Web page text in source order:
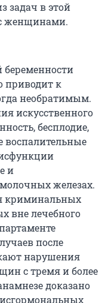
задач в этой
женщинами.
приводит к
необратимым.
искусственного
бесплодие,
и
железах.
криминальных
вне лечебного
после
нарушения
с тремя и более
доказано